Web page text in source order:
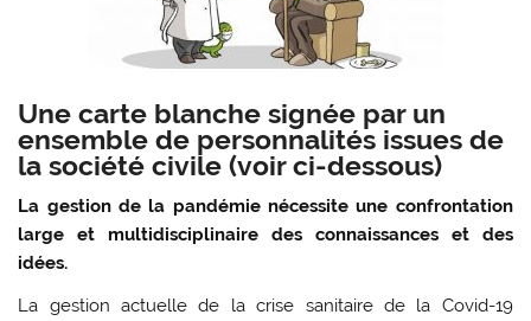
Une carte blanche signée par un
ensemble de personnalités issues de
la société civile (voir ci-dessous)
La gestion de la pandémie nécessite une confrontation
large et multidisciplinaire des connaissances et des
idées.
La gestion actuelle de la crise sanitaire de la Covid-19